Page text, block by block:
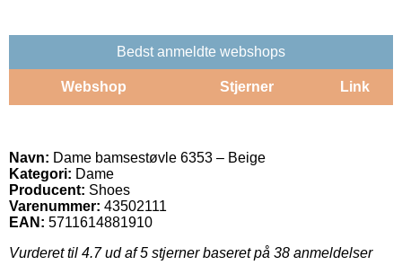
Bedst anmeldte webshops
Webshop Stjerner Link
Navn: Dame bamsestøvle 6353 – Beige
Kategori: Dame
Producent: Shoes
Varenummer: 43502111
EAN: 5711614881910
Vurderet til 4.7ud af 5 stjerner baseret på 38 anmeldelser